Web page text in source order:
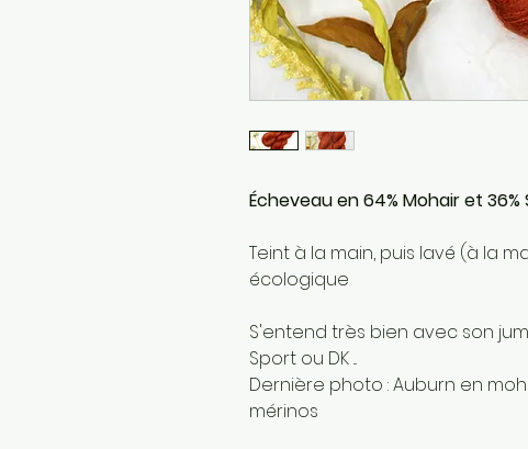
Écheveau en 64% Mohair et
Teint à la main, puis lavé (à la
écologique
S'entend très bien avec son
Sport ou DK ...
Dernière photo : Auburn en
mérinos